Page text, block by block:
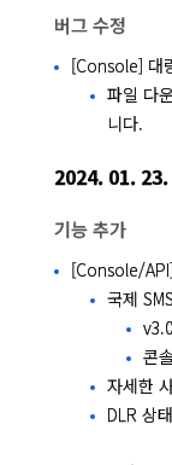
버그 수정
[Console] 대
파일 다
니다.
2024. 01. 23.
기능 추가
[Console/
국제
콘
자세한
DLR 상